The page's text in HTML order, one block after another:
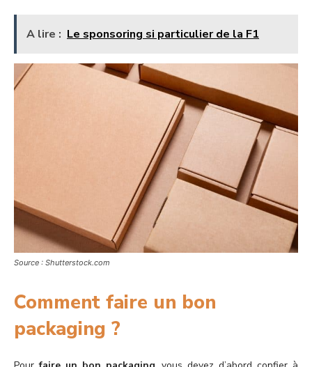
A lire : Le sponsoring si particulier de la F1
Source : Shutterstock.com
Comment faire un bon
packaging ?